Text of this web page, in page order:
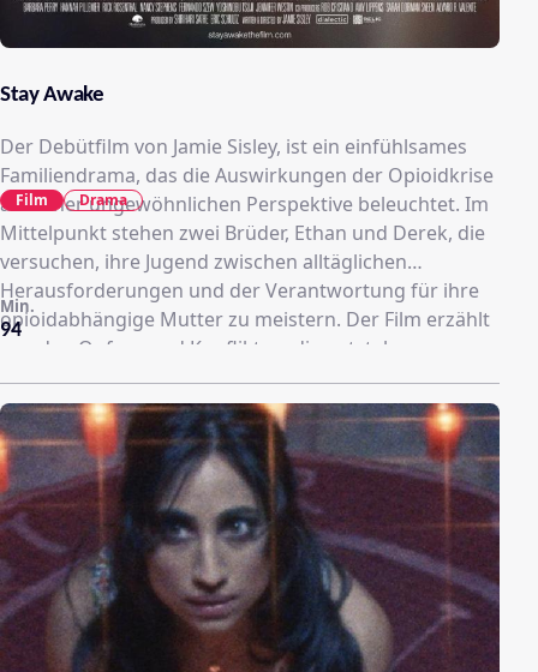
Stay Awake
Der Debütfilm von Jamie Sisley, ist ein einfühlsames
Familiendrama, das die Auswirkungen der Opioidkrise
aus einer ungewöhnlichen Perspektive beleuchtet. Im
Mittelpunkt stehen zwei Brüder, Ethan und Derek, die
versuchen, ihre Jugend zwischen alltäglichen
Herausforderungen und der Verantwortung für ihre
opioidabhängige Mutter zu meistern. Der Film erzählt
von den Opfern und Konflikten, die entstehen, wenn
Angehörige versuchen, einem geliebten Menschen zu
helfen, ohne sich selbst zu verlieren. Mit leisen Tönen
und realistischen Charakteren fängt der Film die
Spannung und die Nähe innerhalb der Familie ein,
ohne in Klischees zu verfallen​
94
Min.
Film Drama